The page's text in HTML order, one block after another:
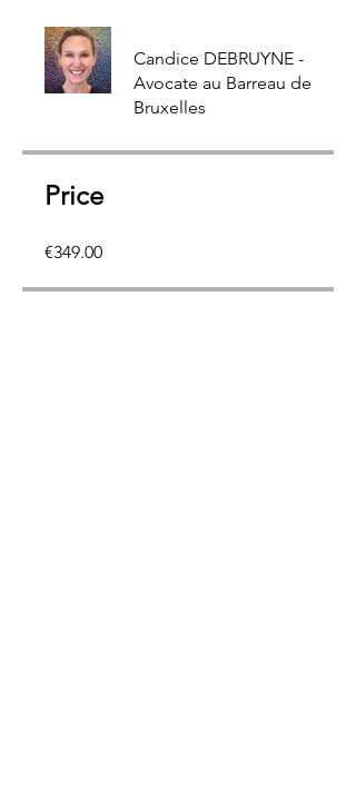
Candice DEBRUYNE -
Avocate au Barreau de
Bruxelles
Price
€349.00